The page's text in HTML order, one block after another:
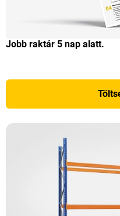
Jobb raktár 5 nap alatt.